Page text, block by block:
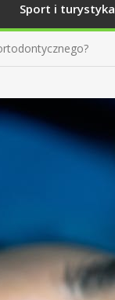
Sport i turystyka